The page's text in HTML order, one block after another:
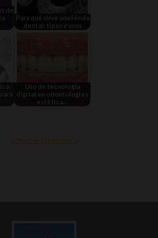
de
Para qué sirve una férula
dental: tipos y usos
Uso de tecnología
digital en odontología y
estética…
Volver al Magazine »